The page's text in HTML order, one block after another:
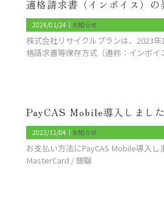
2024/01/24｜ お知らせ
株式会社リサイクルプランは、2023
格請求書等保存方式（通称：インボイ
2023/11/04｜ お知らせ
お支払い方法にPayCAS Mobile導入し
MasterCard / 銀聯